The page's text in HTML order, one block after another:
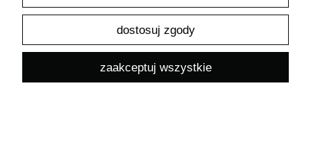
Dekoracyjny stempel " Kwiatowe serce "
17,50 zł
Cena netto:
dostosuj zgody
zaakceptuj wszystkie